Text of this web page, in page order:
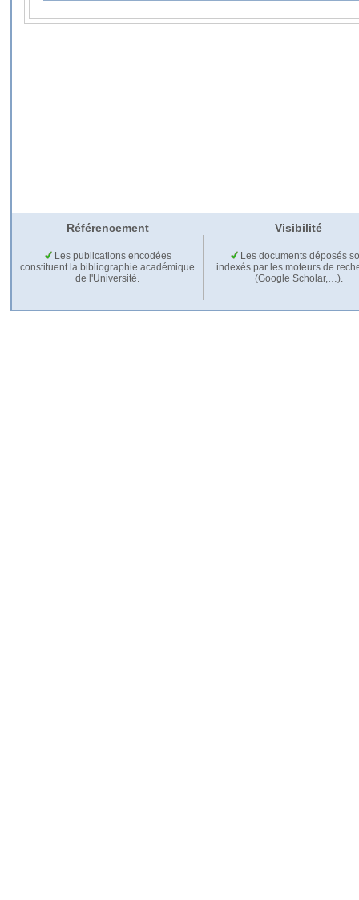
Référencement Visibilité
Les publications encodées
constituent la bibliographie académique
de l'Université.
Les documents déposés
indexés par les moteurs de
(Google Scholar,…).